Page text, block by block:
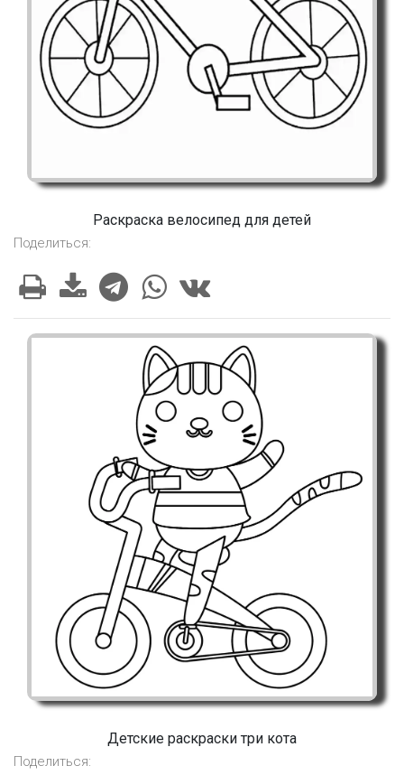
Раскраска велосипед для детей
Поделиться:
Детские раскраски три кота
Поделиться: